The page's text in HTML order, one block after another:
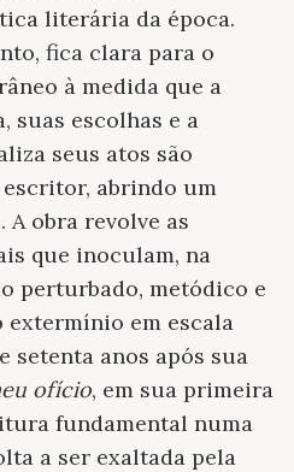
literária da época.
fica clara para o
à medida que a
suas escolhas e a
seus atos são
abrindo um
obra revolve as
que inoculam, na
perturbado, metódico e
extermínio em escala
setenta anos após sua
ofício, em sua primeira
fundamental numa
a ser exaltada pela